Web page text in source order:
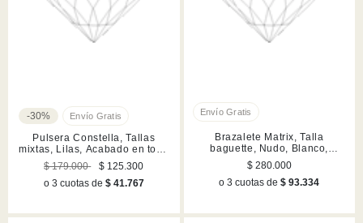
-30%
Pulsera Constella, Tallas
mixtas, Lilas, Acabado en tono
oro
$ 179.000
$ 125.300
o 3 cuotas de $ 41.767
Brazalete Matrix, Talla
baguette, Nudo, Blanco,
Acabado en rodio
$ 280.000
o 3 cuotas de$ 93.334